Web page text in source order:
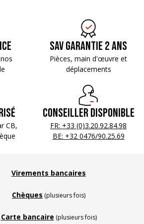
SAV Garantie 2 ans
Pièces, main d'œuvre et
déplacements
CB,
Conseiller disponible
FR: +33 (0)3.20.92.84.98
BE: +32 0476/90.25.69
Virements bancaires
Chèques (plusieurs fois)
Carte bancaire (plusieurs fois)